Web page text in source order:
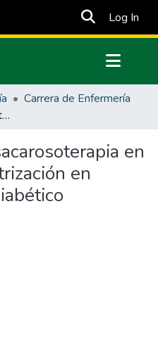
Log In
Carrera de Enfermería
Efectividad de la sacarosoterapia en el proceso de cicatrización en paciente con pie diabético
en
en